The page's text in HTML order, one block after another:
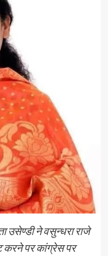
उसेण्डी ने वसुन्धरा राजे
करने पर कांग्रेस पर